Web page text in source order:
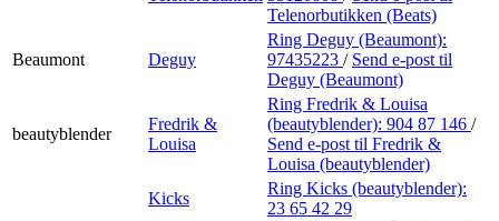
Telenorbutikken (Beats)
Beaumont Deguy
Ring Deguy (Beaumont):
97435223 / Send e-post til
Deguy (Beaumont)
beautyblender
Fredrik &
Louisa
Ring Fredrik & Louisa
(beautyblender): 904 87 146 /
Send e-post til Fredrik &
Louisa (beautyblender)
Kicks
Ring Kicks (beautyblender):
23 65 42 29